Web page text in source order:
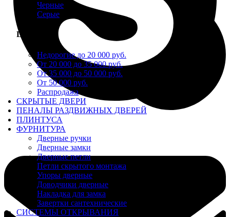
Черные
Серые
Цена
Недорогие до 20 000 руб.
От 20 000 до 35 000 руб.
От 35 000 до 50 000 руб.
От 50 000 руб.
Распродажа
СКРЫТЫЕ ДВЕРИ
ПЕНАЛЫ РАЗДВИЖНЫХ ДВЕРЕЙ
ПЛИНТУСА
ФУРНИТУРА
Дверные ручки
Дверные замки
Дверные петли
Петли скрытого монтажа
Упоры дверные
Доводчики дверные
Накладка для замка
Завертки сантехнические
СИСТЕМЫ ОТКРЫВАНИЯ